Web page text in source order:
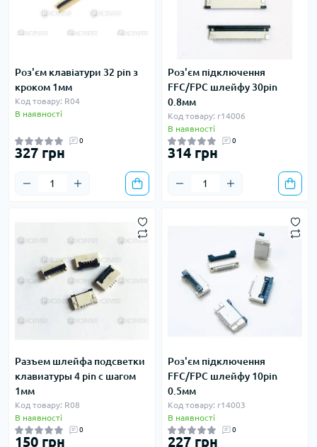
Роз'єм клавіатури 32 pin з
кроком 1мм
Код товару: R04
В наявності
0
327 грн
Роз'єм підключення
FFC/FPC шлейфу 30pin
0.8мм
Код товару: r14006
В наявності
0
314 грн
Разъем шлейфа подсветки
клавиатуры 4 pin с шагом
1мм
Код товару: R08
В наявності
0
150 грн
Роз'єм підключення
FFC/FPC шлейфу 10pin
0.5мм
Код товару: r14003
В наявності
0
227 грн